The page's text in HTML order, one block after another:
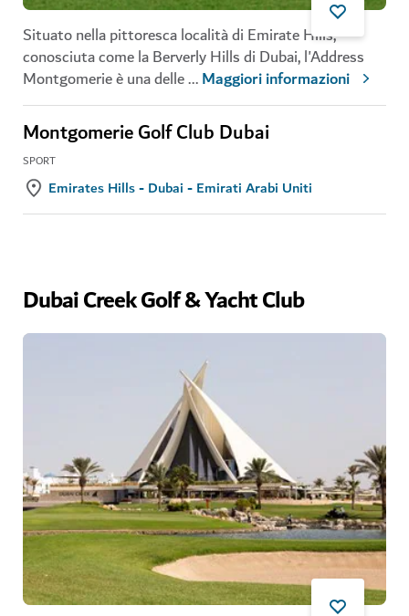
Situato nella pittoresca località di Emirate Hills,
conosciuta come la Berverly Hills di Dubai, l'Address
Montgomerie è una delle...Maggiori informazioni
Montgomerie Golf Club Dubai
SPORT
Emirates Hills - Dubai - Emirati Arabi Uniti
Dubai Creek Golf & Yacht Club